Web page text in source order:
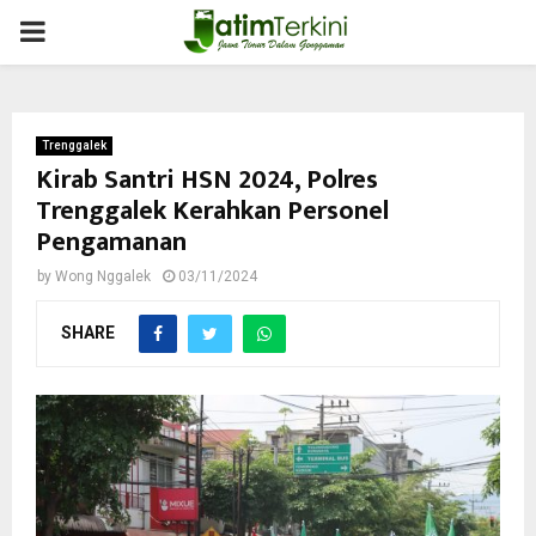
PRIMARY
Trenggalek
Kirab Santri HSN 2024, Polres
Trenggalek Kerahkan Personel
Pengamanan
by Wong Nggalek 03/11/2024
SHARE